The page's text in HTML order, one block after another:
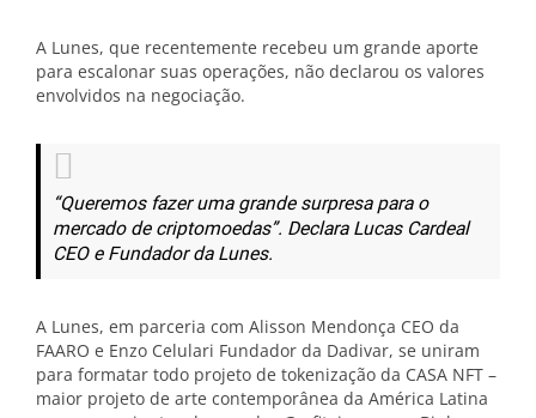
A Lunes, que recentemente recebeu um grande aporte
para escalonar suas operações, não declarou os valores
envolvidos na negociação.
“Queremos fazer uma grande surpresa para o
mercado de criptomoedas”. Declara Lucas Cardeal
CEO e Fundador da Lunes.
A Lunes, em parceria com Alisson Mendonça CEO da
FAARO e Enzo Celulari Fundador da Dadivar, se uniram
para formatar todo projeto de tokenização da CASA NFT –
maior projeto de arte contemporânea da América Latina